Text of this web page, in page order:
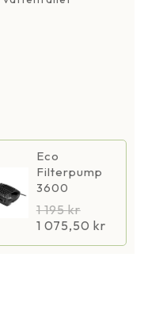
Eco
Filterpump
3600
1 195kr
1 075,50 kr